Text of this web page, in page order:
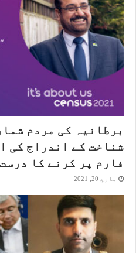
برطانیہ کی مردم
شناخت کے اندراج کی
فارم پر کرنے کا
مارچ 20, 2021